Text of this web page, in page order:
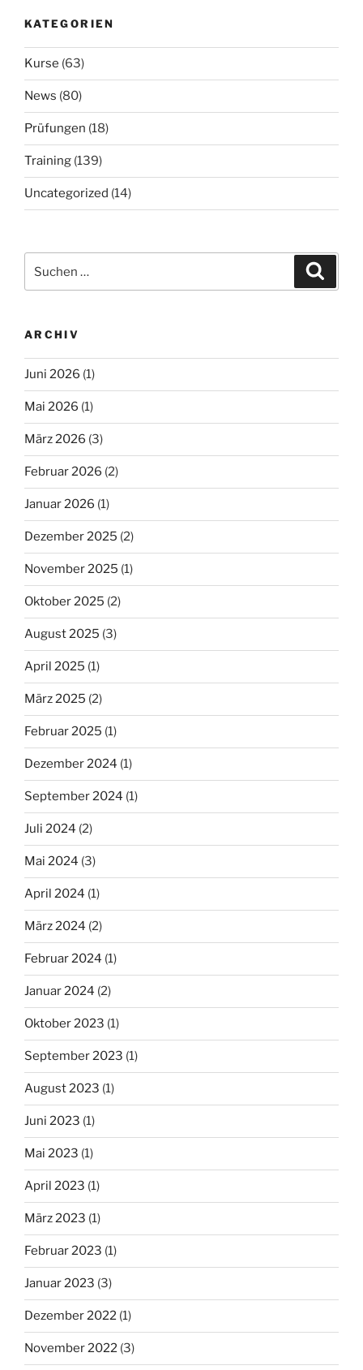
KATEGORIEN
Kurse (63)
News (80)
Prüfungen (18)
Training (139)
Uncategorized (14)
nach:
ARCHIV
Juni 2026 (1)
Mai 2026 (1)
März 2026 (3)
Februar 2026 (2)
Januar 2026 (1)
Dezember 2025 (2)
November 2025 (1)
Oktober 2025 (2)
August 2025 (3)
April 2025 (1)
März 2025 (2)
Februar 2025 (1)
Dezember 2024 (1)
September 2024 (1)
Juli 2024 (2)
Mai 2024 (3)
April 2024 (1)
März 2024 (2)
Februar 2024 (1)
Januar 2024 (2)
Oktober 2023 (1)
September 2023 (1)
August 2023 (1)
Juni 2023 (1)
Mai 2023 (1)
April 2023 (1)
März 2023 (1)
Februar 2023 (1)
Januar 2023 (3)
Dezember 2022 (1)
November 2022 (3)